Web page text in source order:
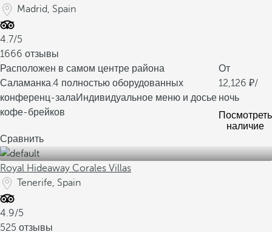
Madrid, Spain
4.7/5
1666 отзывы
Расположен в самом центре района
Саламанка.4 полностью оборудованных
конференц-залаИндивидуальное меню и досье
кофе-брейков
От
12,126
/
ночь
Посмотреть
наличие
Сравнить
Royal Hideaway Corales Villas
Tenerife, Spain
4.9/5
525 отзывы